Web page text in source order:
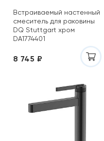
Встраиваемый настенный
смеситель для раковины
DQ Stuttgart хром
DA1774401
8 745 ₽